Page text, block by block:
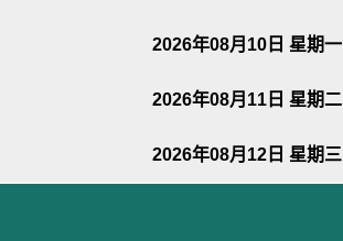
2026年08月10日 星期一
2026年08月11日 星期二
2026年08月12日 星期三